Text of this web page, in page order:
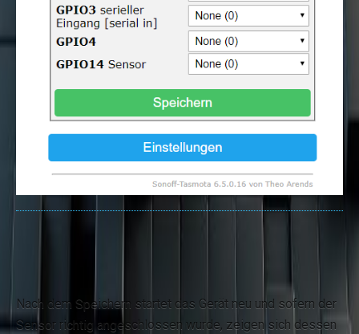
Nach dem Speichern startet das Gerät neu und sofern der
Sensor richtig angeschlossen wurde, zeigen sich dessen